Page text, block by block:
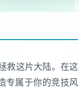
救这片大陆。在这
专属于你的竞技风